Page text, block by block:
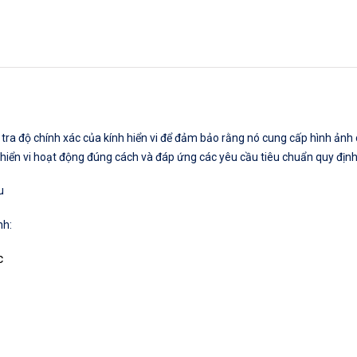
độ chính xác của kính hiển vi để đảm bảo rằng nó cung cấp hình ảnh
vi hoạt động đúng cách và đáp ứng các yêu cầu tiêu chuẩn quy